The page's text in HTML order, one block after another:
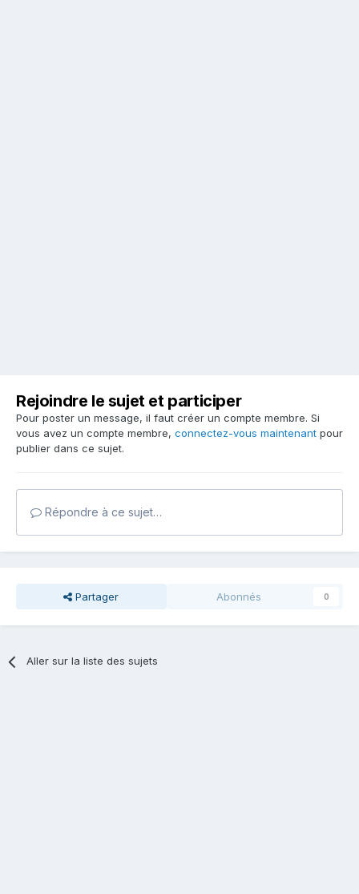
Rejoindre le sujet et participer
Pour poster un message, il faut créer un compte membre. Si
vous avez un compte membre, connectez-vous maintenant pour
publier dans ce sujet.
Répondre à ce sujet…
Partager Abonnés 0
Aller sur la liste des sujets